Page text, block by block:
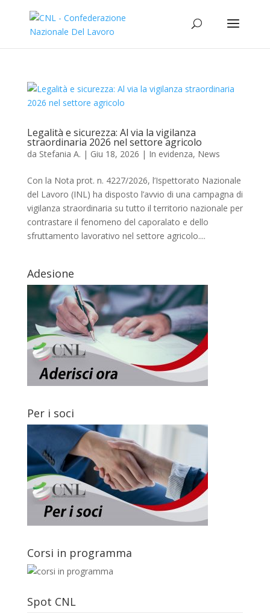
Legalità e sicurezza: Al via la vigilanza
straordinaria 2026 nel settore agricolo
da Stefania A. | Giu 18, 2026 | In evidenza, News
Con la Nota prot. n. 4227/2026, l’Ispettorato Nazionale
del Lavoro (INL) ha disposto l’avvio di una campagna di
vigilanza straordinaria su tutto il territorio nazionale per
contrastare il fenomeno del caporalato e dello
sfruttamento lavorativo nel settore agricolo....
Adesione
Per i soci
Corsi in programma
Spot CNL